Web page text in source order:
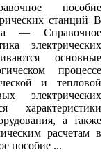
пособие
станций В
— Справочное
электрических
основные
процессе
и тепловой
электрических
характеристики
а также
расчетам в
пособие ...